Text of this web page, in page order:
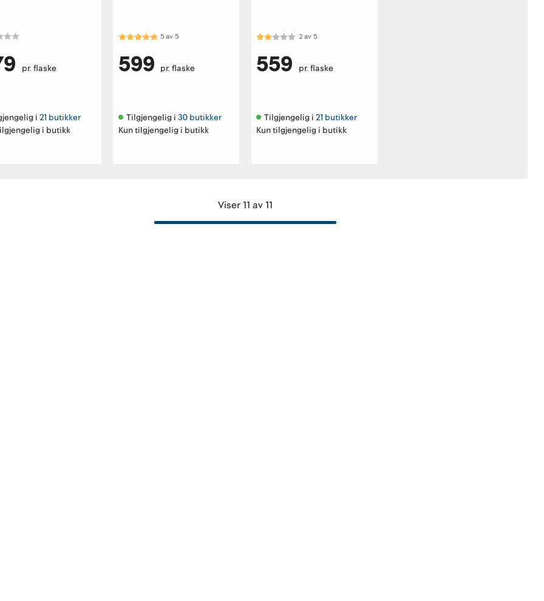
pr. flaske
i 21 butikker
i butikk
Karakter:5.0 av 5 mulige
5av5
599 pr. flaske
Tilgjengelig i 30 butikker
Kun tilgjengelig i butikk
Karakter:2.0 av 5 mulige
2av5
559 pr. flaske
Tilgjengelig i 21 butikker
Kun tilgjengelig i butikk
Viser 11 av 11